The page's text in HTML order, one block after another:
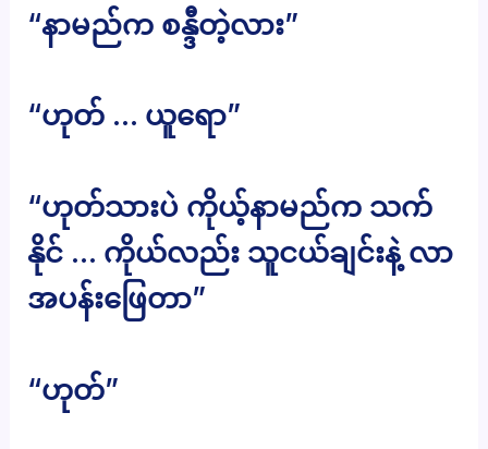
“နာမည်က စန္ဒီတဲ့လား”
“ဟုတ် … ယူရော”
“ဟုတ်သားပဲ ကိုယ့်နာမည်က သက်
နိုင် … ကိုယ်လည်း သူငယ်ချင်းနဲ့ လာ
အပန်းဖြေတာ”
“ဟုတ်”